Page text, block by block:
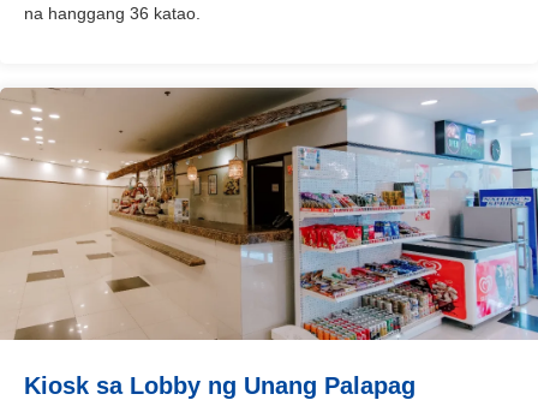
na hanggang 36 katao.
Kiosk sa Lobby ng Unang Palapag